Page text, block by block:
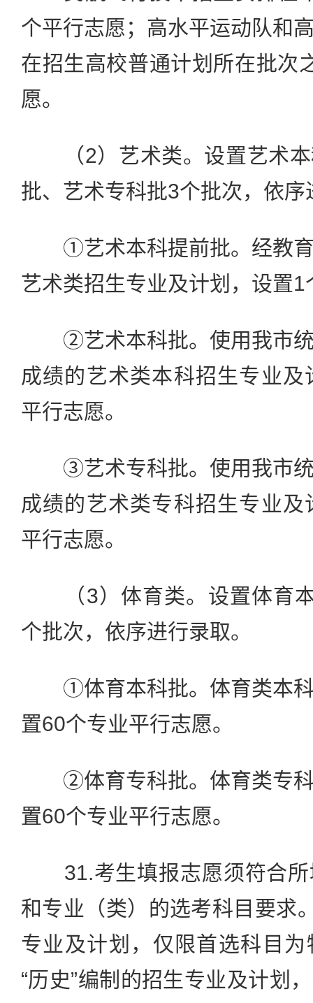
个平行志愿；高水平运动队和
在招生高校普通计划所在批次
愿。
（2）艺术类。设置艺术本
批、艺术专科批3个批次，依序
①艺术本科提前批。经教育
艺术类招生专业及计划，设置1
②艺术本科批。使用我市统
成绩的艺术类本科招生专业
平行志愿。
③艺术专科批。使用我市统
成绩的艺术类专科招生专业
平行志愿。
（3）体育类。设置体育本
个批次，依序进行录取。
①体育本科批。体育类本科
置60个专业平行志愿。
②体育专科批。体育类专科
置60个专业平行志愿。
31.考生填报志愿须符合所
和专业（类）的选考科目要求
专业及计划，仅限首选科目
“历史”编制的招生专业及计划